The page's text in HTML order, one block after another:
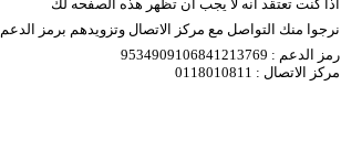
اذا كنت تعتقد انه لا يجب ان تظهر هذه الصفحه لك
نرجوا منك التواصل مع مركز الاتصال وتزويدهم برمز الدعم
9534909106841213769 : رمز الدعم
مركز الاتصال : 0118010811